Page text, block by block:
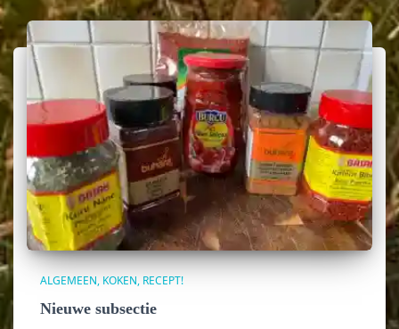
ALGEMEEN KOKEN RECEPT!
Nieuwe subsectie